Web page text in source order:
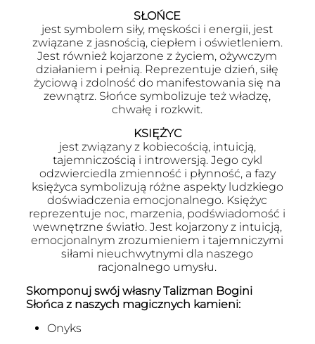
SŁOŃCE
jest symbolem siły, męskości i energii, jest
związane z jasnością, ciepłem i oświetleniem.
Jest również kojarzone z życiem, ożywczym
działaniem i pełnią. Reprezentuje dzień, siłę
życiową i zdolność do manifestowania się na
zewnątrz. Słońce symbolizuje też władzę,
chwałę i rozkwit.
KSIĘŻYC
jest związany z kobiecością, intuicją,
tajemniczością i introwersją. Jego cykl
odzwierciedla zmienność i płynność, a fazy
księżyca symbolizują różne aspekty ludzkiego
doświadczenia emocjonalnego. Księżyc
reprezentuje noc, marzenia, podświadomość i
wewnętrzne światło. Jest kojarzony z intuicją,
emocjonalnym zrozumieniem i tajemniczymi
siłami nieuchwytnymi dla naszego
racjonalnego umysłu.
Skomponuj swój własny Talizman Bogini
Słońca z naszych magicznych kamieni:
Onyks